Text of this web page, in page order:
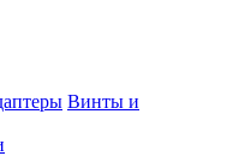
Винты и